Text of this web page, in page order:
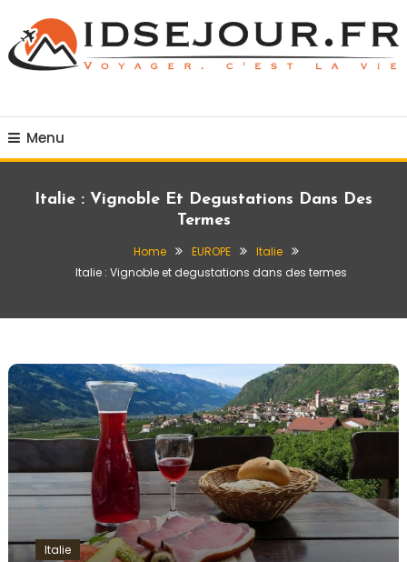
Content
Menu
Italie : Vignoble Et Degustations Dans Des
Termes
Home EUROPE
Italie
Italie : Vignoble et degustations dans des termes
Italie